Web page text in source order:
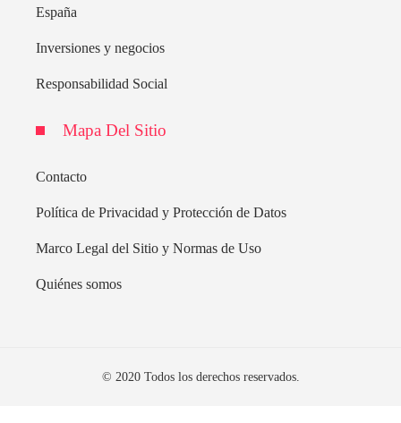
España
Inversiones y negocios
Responsabilidad Social
Mapa Del Sitio
Contacto
Política de Privacidad y Protección de Datos
Marco Legal del Sitio y Normas de Uso
Quiénes somos
© 2020 Todos los derechos reservados.